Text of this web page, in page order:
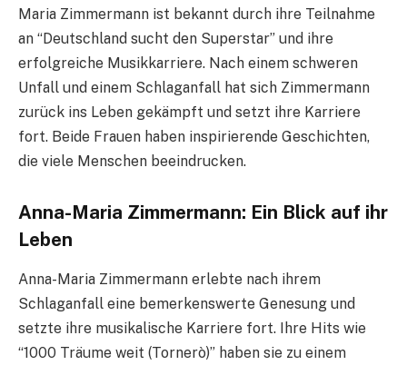
Maria Zimmermann ist bekannt durch ihre Teilnahme
an “Deutschland sucht den Superstar” und ihre
erfolgreiche Musikkarriere. Nach einem schweren
Unfall und einem Schlaganfall hat sich Zimmermann
zurück ins Leben gekämpft und setzt ihre Karriere
fort. Beide Frauen haben inspirierende Geschichten,
die viele Menschen beeindrucken.
Anna-Maria Zimmermann: Ein Blick auf ihr
Leben
Anna-Maria Zimmermann erlebte nach ihrem
Schlaganfall eine bemerkenswerte Genesung und
setzte ihre musikalische Karriere fort. Ihre Hits wie
“1000 Träume weit (Tornerò)” haben sie zu einem